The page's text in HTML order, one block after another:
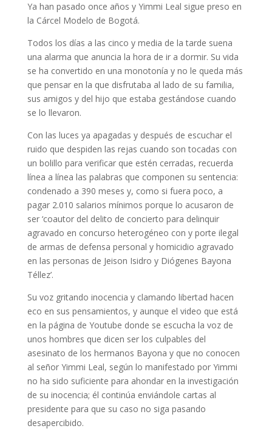
Ya han pasado once años y Yimmi Leal sigue preso en
la Cárcel Modelo de Bogotá.
Todos los días a las cinco y media de la tarde suena
una alarma que anuncia la hora de ir a dormir. Su vida
se ha convertido en una monotonía y no le queda más
que pensar en la que disfrutaba al lado de su familia,
sus amigos y del hijo que estaba gestándose cuando
se lo llevaron.
Con las luces ya apagadas y después de escuchar el
ruido que despiden las rejas cuando son tocadas con
un bolillo para verificar que estén cerradas, recuerda
línea a línea las palabras que componen su sentencia:
condenado a 390 meses y, como si fuera poco, a
pagar 2.010 salarios mínimos porque lo acusaron de
ser ‘coautor del delito de concierto para delinquir
agravado en concurso heterogéneo con y porte ilegal
de armas de defensa personal y homicidio agravado
en las personas de Jeison Isidro y Diógenes Bayona
Téllez’.
Su voz gritando inocencia y clamando libertad hacen
eco en sus pensamientos, y aunque el video que está
en la página de Youtube donde se escucha la voz de
unos hombres que dicen ser los culpables del
asesinato de los hermanos Bayona y que no conocen
al señor Yimmi Leal, según lo manifestado por Yimmi
no ha sido suficiente para ahondar en la investigación
de su inocencia; él continúa enviándole cartas al
presidente para que su caso no siga pasando
desapercibido.